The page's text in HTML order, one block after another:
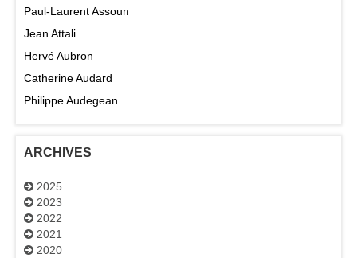
Paul-Laurent Assoun
Jean Attali
Hervé Aubron
Catherine Audard
Philippe Audegean
ARCHIVES
2025
2023
2022
2021
2020